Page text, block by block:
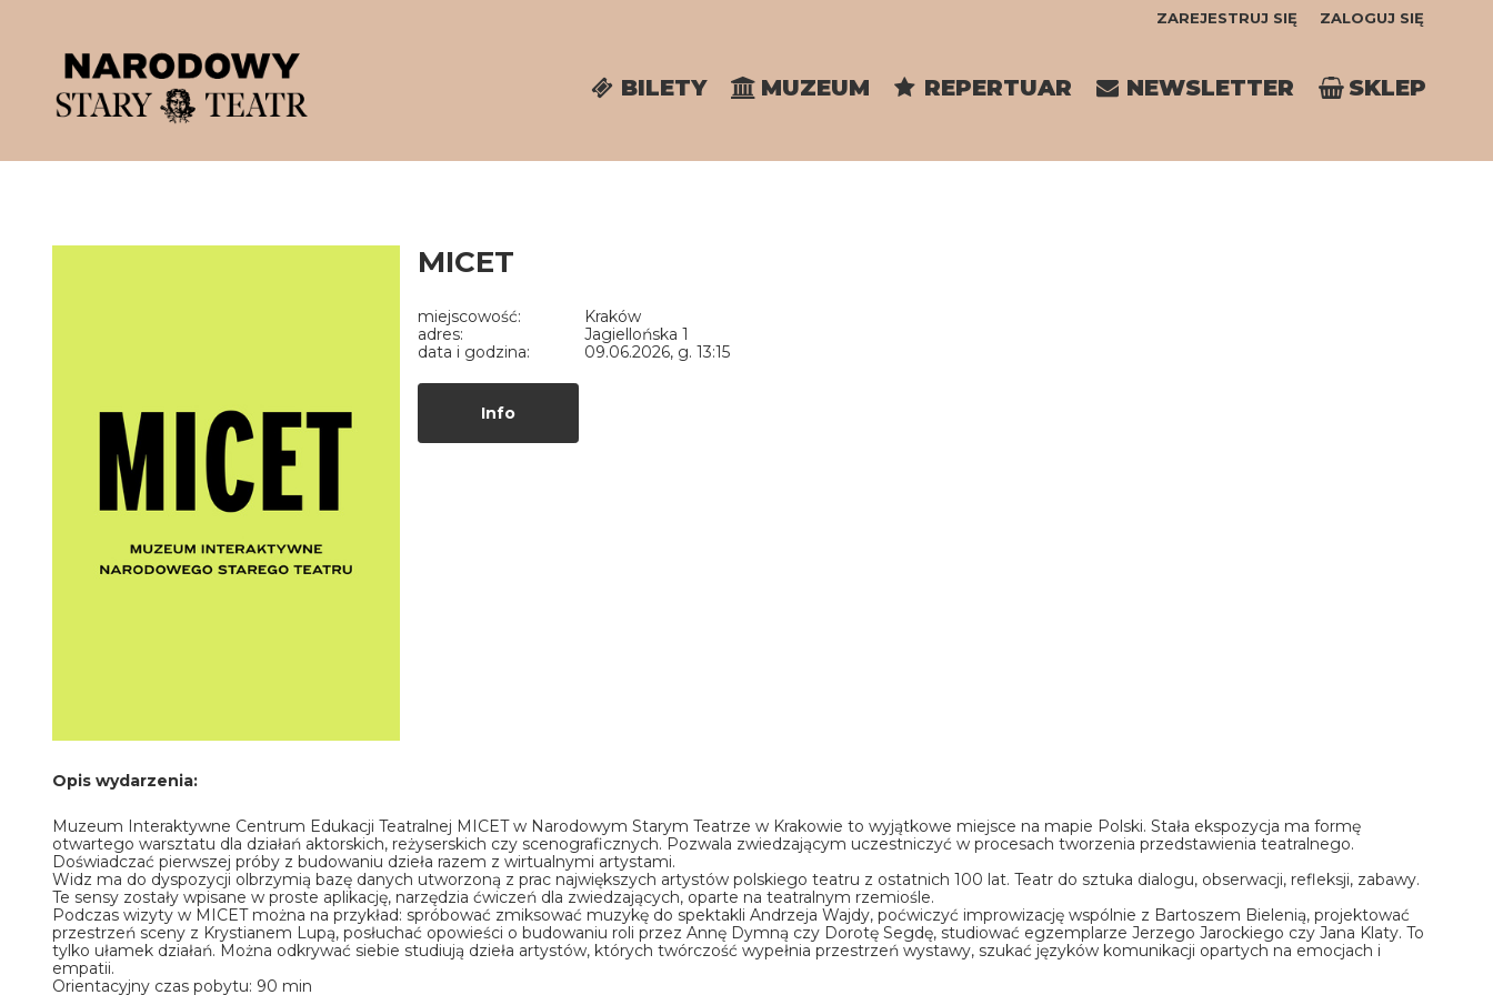
'
ZAREJESTRUJ SIĘ ZALOGUJ SIĘ
0,00
BILETY MUZEUM REPERTUAR NEWSLETTER SKLEP
MICET
miejscowość:
Kraków
adres:
Jagiellońska 1
data i godzina:
09.06.2026, g. 13:15
Info
Opis wydarzenia:
Muzeum Interaktywne Centrum Edukacji Teatralnej MICET w Narodowym Starym Teatrze w Krakowie to wyjątkowe miejsce na mapie Polski. Stała ekspozycja ma formę
otwartego warsztatu dla działań aktorskich, reżyserskich czy scenograficznych. Pozwala zwiedzającym uczestniczyć w procesach tworzenia przedstawienia teatralnego.
Doświadczać pierwszej próby z budowaniu dzieła razem z wirtualnymi artystami.
Widz ma do dyspozycji olbrzymią bazę danych utworzoną z prac największych artystów polskiego teatru z ostatnich 100 lat. Teatr do sztuka dialogu, obserwacji, refleksji, zabawy.
Te sensy zostały wpisane w proste aplikację, narzędzia ćwiczeń dla zwiedzających, oparte na teatralnym rzemiośle.
Podczas wizyty w MICET można na przykład: spróbować zmiksować muzykę do spektakli Andrzeja Wajdy, poćwiczyć improwizację wspólnie z Bartoszem Bielenią, projektować
przestrzeń sceny z Krystianem Lupą, posłuchać opowieści o budowaniu roli przez Annę Dymną czy Dorotę Segdę, studiować egzemplarze Jerzego Jarockiego czy Jana Klaty. To
tylko ułamek działań. Można odkrywać siebie studiują dzieła artystów, których twórczość wypełnia przestrzeń wystawy, szukać języków komunikacji opartych na emocjach i
empatii.
Orientacyjny czas pobytu: 90 min